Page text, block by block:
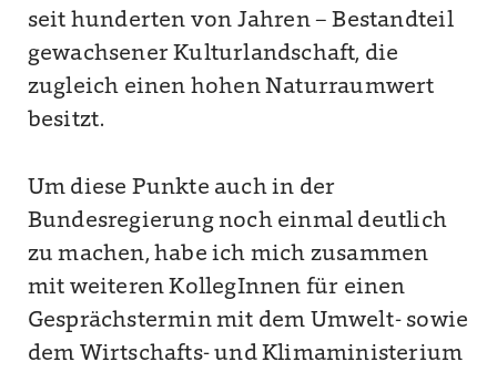
seit hunderten von Jahren – Bestandteil
gewachsener Kulturlandschaft, die
zugleich einen hohen Naturraumwert
besitzt.
Um diese Punkte auch in der
Bundesregierung noch einmal deutlich
zu machen, habe ich mich zusammen
mit weiteren KollegInnen für einen
Gesprächstermin mit dem Umwelt- sowie
dem Wirtschafts- und Klimaministerium